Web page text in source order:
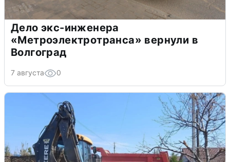
Дело экс-инженера
«Метроэлектротранса» вернули в
Волгоград
7 августа 0